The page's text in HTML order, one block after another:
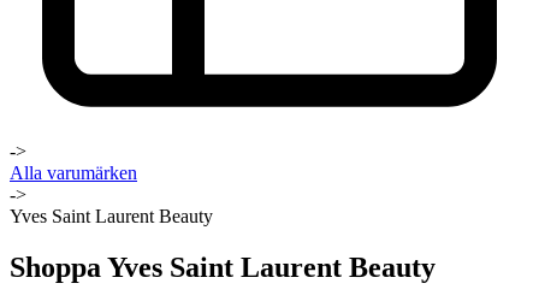
->
Alla varumärken
->
Yves Saint Laurent Beauty
Shoppa Yves Saint Laurent Beauty